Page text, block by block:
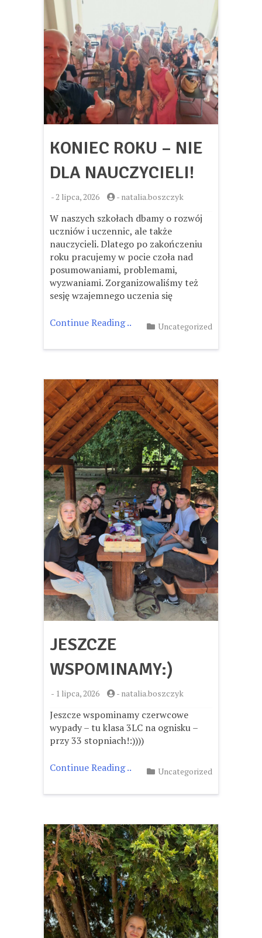
KONIEC ROKU – NIE
DLA NAUCZYCIELI!
-2 lipca, 2026 - natalia.boszczyk
W naszych szkołach dbamy o rozwój
uczniów i uczennic, ale także
nauczycieli. Dlatego po zakończeniu
roku pracujemy w pocie czoła nad
posumowaniami, problemami,
wyzwaniami. Zorganizowaliśmy też
sesję wzajemnego uczenia się
Continue Reading .. Uncategorized
JESZCZE
WSPOMINAMY:)
- 1 lipca, 2026 - natalia.boszczyk
Jeszcze wspominamy czerwcowe
wypady – tu klasa 3LC na ognisku –
przy 33 stopniach!:))))
Continue Reading .. Uncategorized